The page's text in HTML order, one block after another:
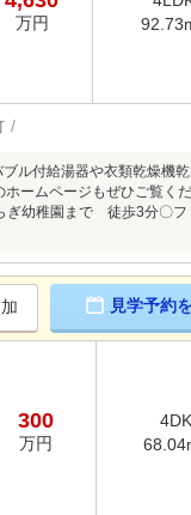
万円
ル付給湯器や衣類乾燥機
ムページもぜひご覧く
幼稚園まで 徒歩3分〇
見学予約
300
万円
4DK